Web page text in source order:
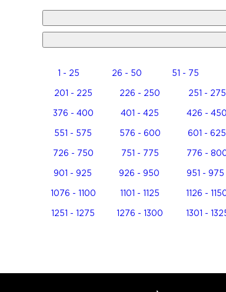
1 - 25 26 - 50 51 - 75
201 - 225 226 - 250 251 - 275
376 - 400 401 - 425 426 - 450
551 - 575 576 - 600 601 - 625
726 - 750 751 - 775 776 -
901 - 925 926 - 950 951 - 975
1076 - 1100 1101 - 1125 1126 -
1251 - 1275 1276 - 1300 1301 -